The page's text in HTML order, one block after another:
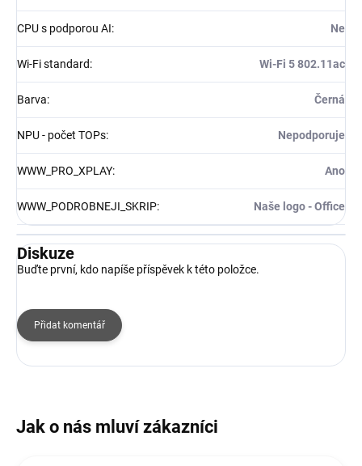
CPU s podporou AI: Ne
Wi-Fi standard: Wi-Fi 5 802.11ac
Barva: Černá
NPU - počet TOPs: Nepodporuje
WWW_PRO_XPLAY: Ano
WWW_PODROBNEJI_SKRIP: Naše logo - Office
Diskuze
Buďte první, kdo napíše příspěvek k této položce.
Přidat komentář